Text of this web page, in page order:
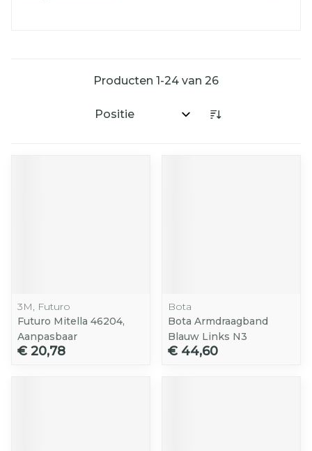
Producten 1-24 van 26
Sorteer op:
3M, Futuro
Futuro Mitella 46204,
Aanpasbaar
€ 20,78
Bota
Bota Armdraagband
Blauw Links N3
€ 44,60